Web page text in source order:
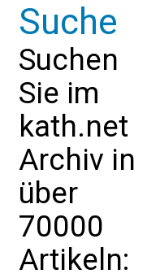
Suche
Suchen
Sie im
kath.net
Archiv in
über
70000
Artikeln: